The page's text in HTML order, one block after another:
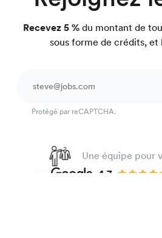
Recevez 5 % du montant de
sous forme de crédits, et
Protégé par reCAPTCHA.
Une équipe pour
4.7